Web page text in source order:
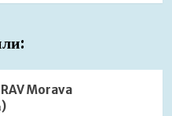
RAV Morava